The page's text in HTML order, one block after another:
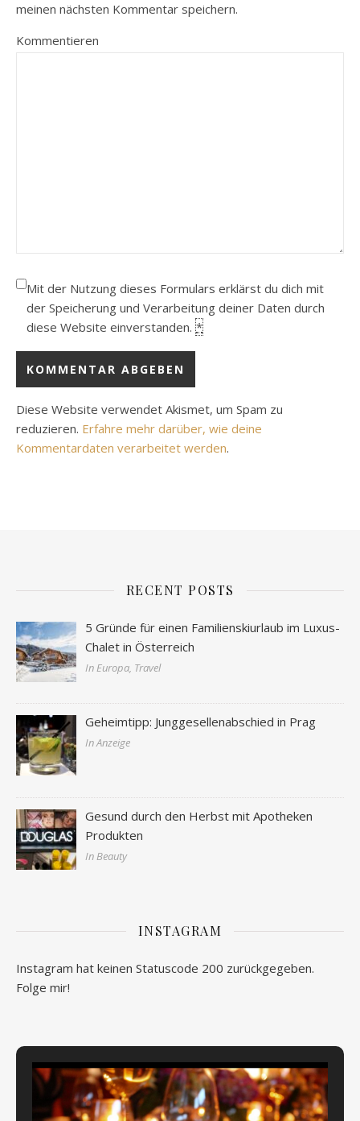
meinen nächsten Kommentar speichern.
Kommentieren
Mit der Nutzung dieses Formulars erklärst du dich mit
der Speicherung und Verarbeitung deiner Daten durch
diese Website einverstanden. *
Diese Website verwendet Akismet, um Spam zu
reduzieren. Erfahre mehr darüber, wie deine
Kommentardaten verarbeitet werden.
RECENT POSTS
5 Gründe für einen Familienskiurlaub im Luxus-
Chalet in Österreich
In Europa, Travel
Geheimtipp: Junggesellenabschied in Prag
In Anzeige
Gesund durch den Herbst mit Apotheken
Produkten
In Beauty
INSTAGRAM
Instagram hat keinen Statuscode 200 zurückgegeben.
Folge mir!